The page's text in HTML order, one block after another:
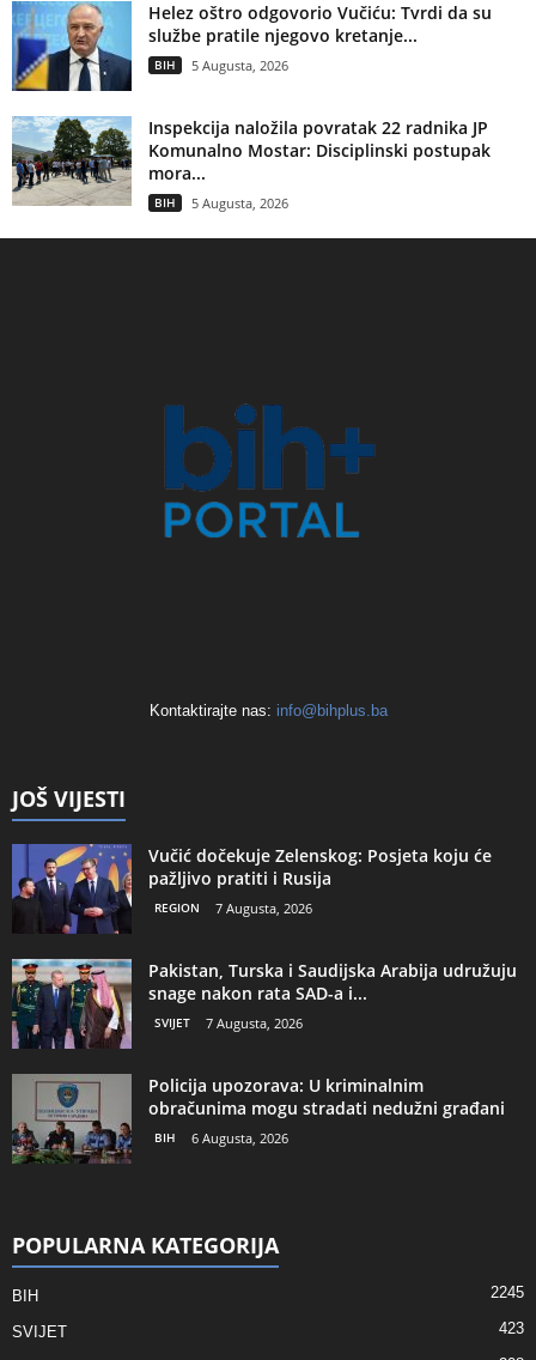
Helez oštro odgovorio Vučiću: Tvrdi da su
službe pratile njegovo kretanje...
BIH 5 Augusta, 2026
Inspekcija naložila povratak 22 radnika JP
Komunalno Mostar: Disciplinski postupak
mora...
BIH 5 Augusta, 2026
Kontaktirajte nas: info@bihplus.ba
JOŠ VIJESTI
Vučić dočekuje Zelenskog: Posjeta koju će
pažljivo pratiti i Rusija
REGION 7 Augusta, 2026
Pakistan, Turska i Saudijska Arabija udružuju
snage nakon rata SAD-a i...
SVIJET 7 Augusta, 2026
Policija upozorava: U kriminalnim
obračunima mogu stradati nedužni građani
BIH 6 Augusta, 2026
POPULARNA KATEGORIJA
BIH 2245
SVIJET 423